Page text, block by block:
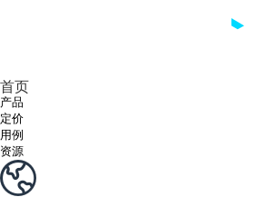
首页
产品
定价
用例
资源